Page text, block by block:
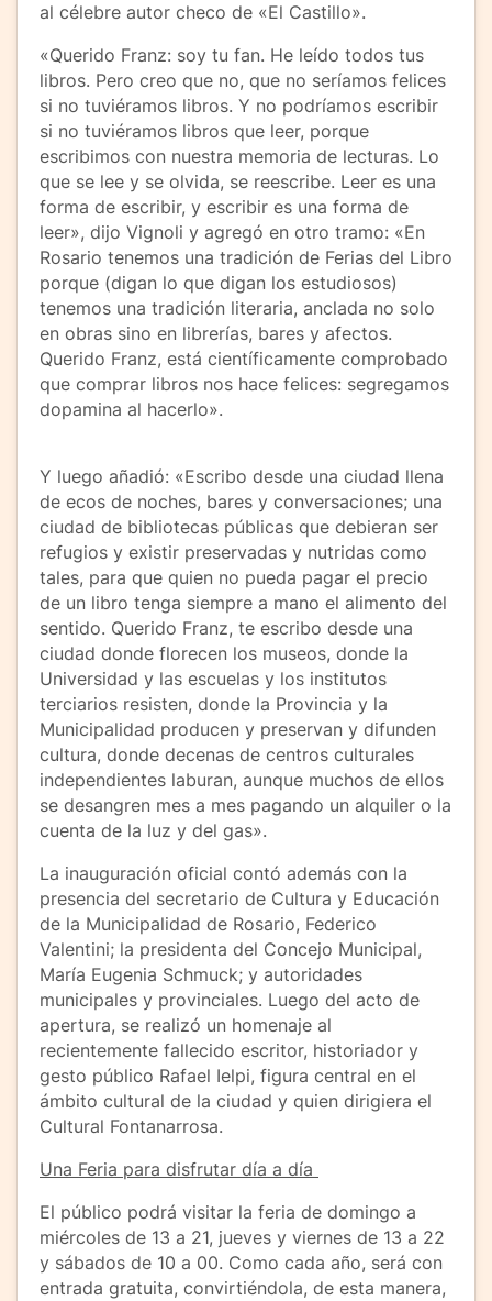
al célebre autor checo de «El Castillo».
«Querido Franz: soy tu fan. He leído todos tus
libros. Pero creo que no, que no seríamos felices
si no tuviéramos libros. Y no podríamos escribir
si no tuviéramos libros que leer, porque
escribimos con nuestra memoria de lecturas. Lo
que se lee y se olvida, se reescribe. Leer es una
forma de escribir, y escribir es una forma de
leer», dijo Vignoli y agregó en otro tramo: «En
Rosario tenemos una tradición de Ferias del Libro
porque (digan lo que digan los estudiosos)
tenemos una tradición literaria, anclada no solo
en obras sino en librerías, bares y afectos.
Querido Franz, está científicamente comprobado
que comprar libros nos hace felices: segregamos
dopamina al hacerlo».
Y luego añadió: «Escribo desde una ciudad llena
de ecos de noches, bares y conversaciones; una
ciudad de bibliotecas públicas que debieran ser
refugios y existir preservadas y nutridas como
tales, para que quien no pueda pagar el precio
de un libro tenga siempre a mano el alimento del
sentido. Querido Franz, te escribo desde una
ciudad donde florecen los museos, donde la
Universidad y las escuelas y los institutos
terciarios resisten, donde la Provincia y la
Municipalidad producen y preservan y difunden
cultura, donde decenas de centros culturales
independientes laburan, aunque muchos de ellos
se desangren mes a mes pagando un alquiler o la
cuenta de la luz y del gas».
La inauguración oficial contó además con la
presencia del secretario de Cultura y Educación
de la Municipalidad de Rosario, Federico
Valentini; la presidenta del Concejo Municipal,
María Eugenia Schmuck; y autoridades
municipales y provinciales. Luego del acto de
apertura, se realizó un homenaje al
recientemente fallecido escritor, historiador y
gesto público Rafael Ielpi, figura central en el
ámbito cultural de la ciudad y quien dirigiera el
Cultural Fontanarrosa.
Una Feria para disfrutar día a día
El público podrá visitar la feria de domingo a
miércoles de 13 a 21, jueves y viernes de 13 a 22
y sábados de 10 a 00. Como cada año, será con
entrada gratuita, convirtiéndola, de esta manera,